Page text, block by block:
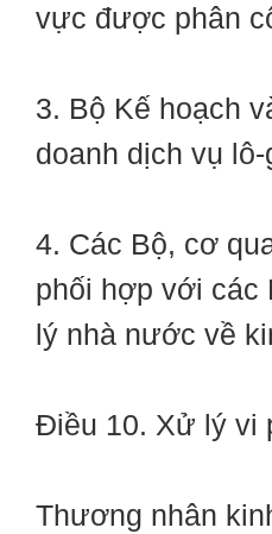
vực được phân
3. Bộ Kế hoạch
doanh dịch vụ
4. Các Bộ, cơ
phối hợp với các
lý nhà nước về
Điều 10. Xử lý vi
Thương nhân